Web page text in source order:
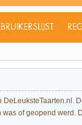
of geopend